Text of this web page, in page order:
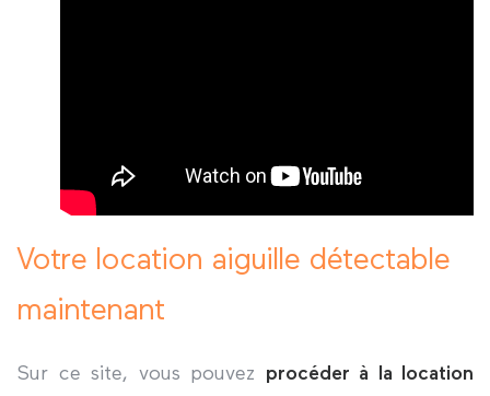
Votre location aiguille détectable
maintenant
Sur ce site, vous pouvez procéder à la location